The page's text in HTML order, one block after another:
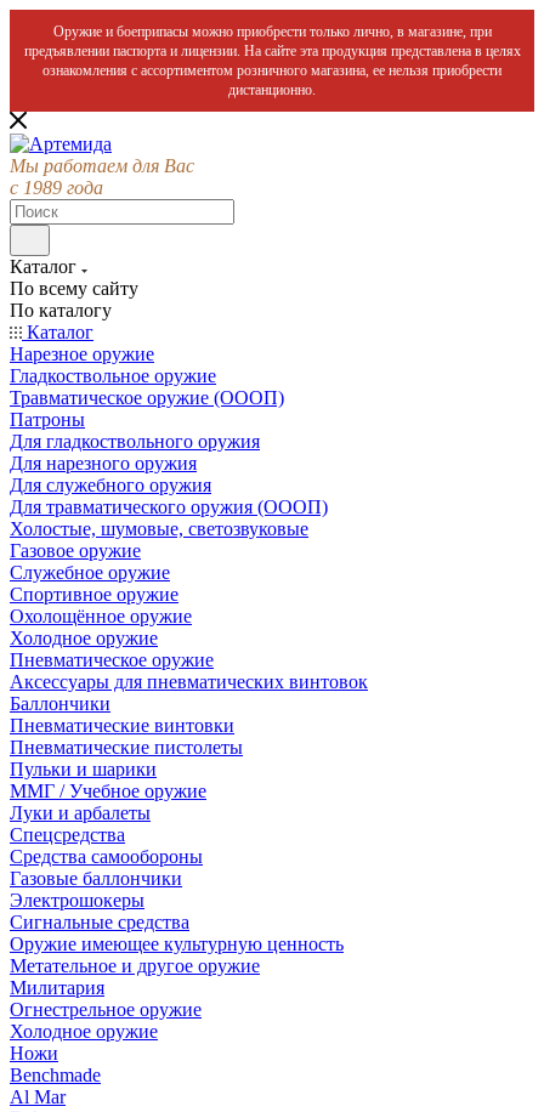
Оружие и боеприпасы можно приобрести только лично, в магазине, при
предъявлении паспорта и лицензии. На сайте эта продукция представлена в целях
ознакомления с ассортиментом розничного магазина, ее нельзя приобрести
дистанционно.
Мы работаем для Вас
с 1989 года
Каталог
По всему сайту
По каталогу
Каталог
Нарезное оружие
Гладкоствольное оружие
Травматическое оружие (ОООП)
Патроны
Для гладкоствольного оружия
Для нарезного оружия
Для служебного оружия
Для травматического оружия (ОООП)
Холостые, шумовые, светозвуковые
Газовое оружие
Служебное оружие
Спортивное оружие
Охолощённое оружие
Холодное оружие
Пневматическое оружие
Аксессуары для пневматических винтовок
Баллончики
Пневматические винтовки
Пневматические пистолеты
Пульки и шарики
ММГ / Учебное оружие
Луки и арбалеты
Спецсредства
Средства самообороны
Газовые баллончики
Электрошокеры
Сигнальные средства
Оружие имеющее культурную ценность
Метательное и другое оружие
Милитария
Огнестрельное оружие
Холодное оружие
Ножи
Benchmade
Al Mar